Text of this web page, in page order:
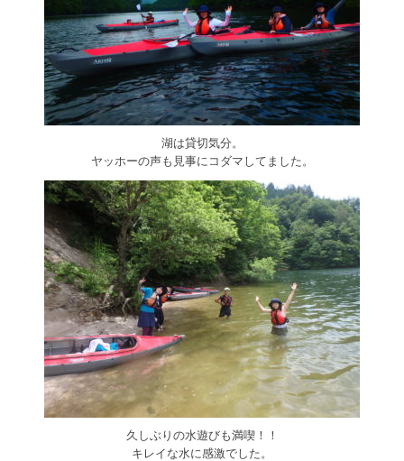
湖は貸切気分。
ヤッホーの声も見事にコダマしてました。
久しぶりの水遊びも満喫！！
キレイな水に感激でした。